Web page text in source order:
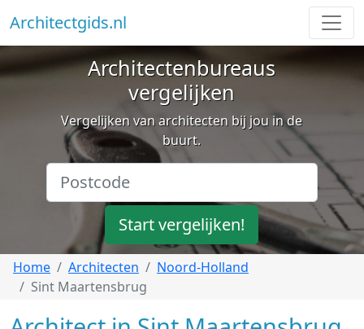
Architectgids.nl
Architectenbureaus
vergelijken
Vergelijken van architecten bij jou in de
buurt.
Start vergelijken!
Home Architecten
Noord-Holland
Sint Maartensbrug